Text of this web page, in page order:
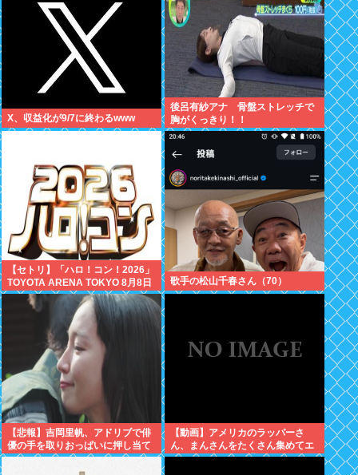
X、収益化が9/7に終わるwww
後呂有紗アナ 骨盤ストレッチで
胸がくっきり！！
【セトリ】「ハロ！コン！2026」
TOYOTA ARENA TOKYO 8月8日
昼・夜公演セットリス
歌手の松山千春さん（70）
【悲報】吉岡里帆、アドリブで俳
優の手を取りおっぱいに押し当て
る
【動画】アメリカのラッパーさ
ん、まんさんをたくさん集めてエ
チエチダンスを全裸で踊るMVを撮